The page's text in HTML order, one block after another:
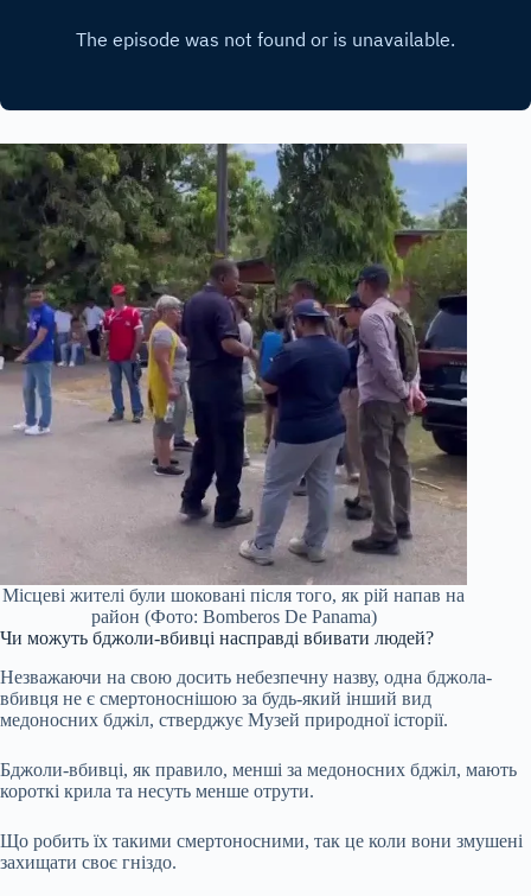
Місцеві жителі були шоковані після того, як рій напав на
район (Фото: Bomberos De Panama)
Чи можуть бджоли-вбивці насправді вбивати людей?
Незважаючи на свою досить небезпечну назву, одна бджола-
вбивця не є смертоноснішою за будь-який інший вид
медоносних бджіл, стверджує Музей природної історії.
Бджоли-вбивці, як правило, менші за медоносних бджіл, мають
короткі крила та несуть менше отрути.
Що робить їх такими смертоносними, так це коли вони змушені
захищати своє гніздо.